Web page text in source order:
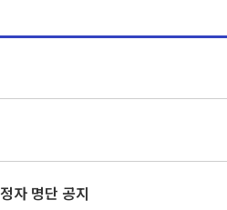
자 명단 공지